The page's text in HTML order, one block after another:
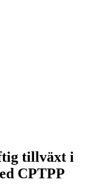
tillväxt i
CPTPP